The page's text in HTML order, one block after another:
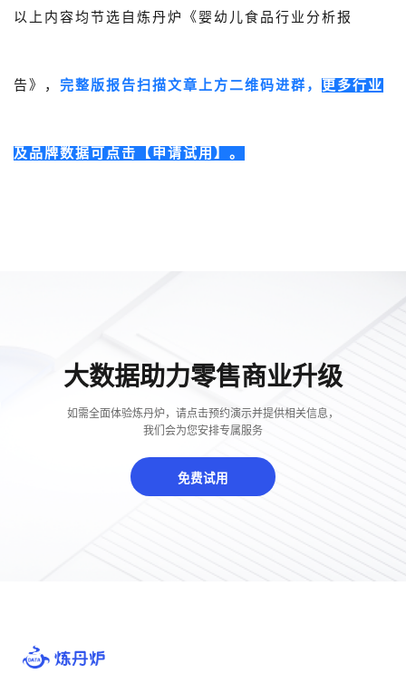
以上内容均节选自炼丹炉《婴幼儿食品行业分析报
告》， 完整版报告扫描文章上方二维码进群， 更多行业
及品牌数据可点击【申请试用】。
大数据助力零售商业升级
如需全面体验炼丹炉，请点击预约演示并提供相关信息，
我们会为您安排专属服务
免费试用